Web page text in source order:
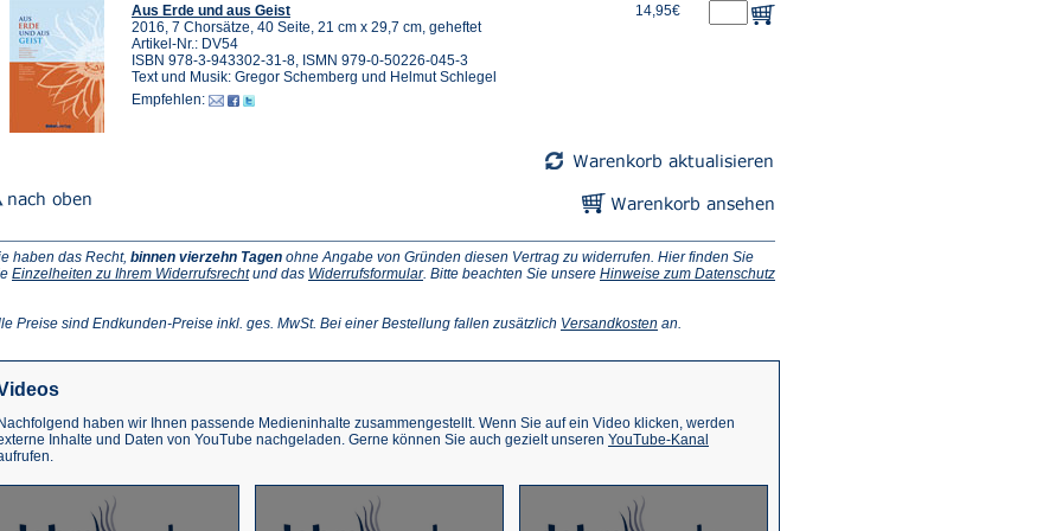
Aus Erde und aus Geist
2016, 7 Chorsätze, 40 Seite, 21 cm x 29,7 cm, geheftet
Artikel-Nr.: DV54
ISBN 978-3-943302-31-8, ISMN 979-0-50226-045-3
Text und Musik: Gregor Schemberg und Helmut Schlegel
Empfehlen:
14,95€
haben das Recht, binnen vierzehn Tagen ohne Angabe von Gründen diesen Vertrag zu widerrufen. Hier finden Sie
Einzelheiten zu Ihrem Widerrufsrecht(Öffnet
neuen
und das Widerrufsformular(Öffnet
neuen
. Bitte beachten Sie unsere Hinweise zum Datenschutz
Preise sind Endkunden-Preise inkl. ges. MwSt. Bei einer Bestellung fallen zusätzlich Versandkosten (Öffnet
an.
Nachfolgend haben wir Ihnen passende Medieninhalte zusammengestellt. Wenn Sie auf ein Video klicken, werden
Inhalte und Daten von YouTube nachgeladen. Gerne können Sie auch gezielt unseren YouTube-Kanal
neuen